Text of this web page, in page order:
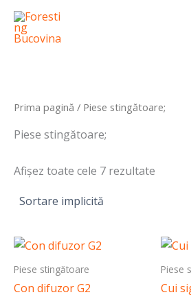
conținut
Skip
content
Prima pagină / Piese stingătoare;
Piese stingătoare;
Afișez toate cele 7 rezultate
Piese stingătoare
Con difuzor G2
Piese
Cui